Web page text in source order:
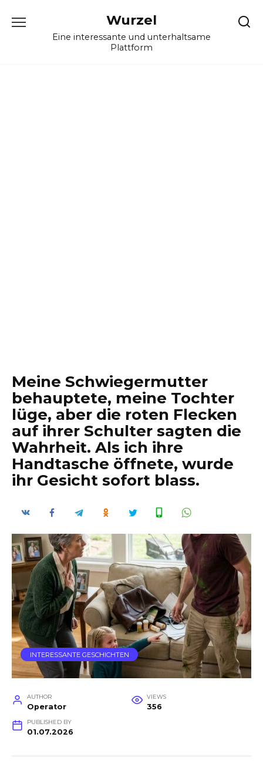
Wurzel
Eine interessante und unterhaltsame
Plattform
Meine Schwiegermutter
behauptete, meine Tochter
lüge, aber die roten Flecken
auf ihrer Schulter sagten die
Wahrheit. Als ich ihre
Handtasche öffnete, wurde
ihr Gesicht sofort blass.
INTERESSANTE GESCHICHTEN
AUTHOR
Operator
VIEWS
356
PUBLISHED BY
01.07.2026